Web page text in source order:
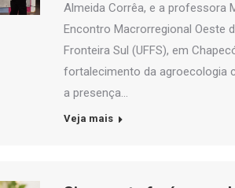
Almeida Corrêa, e a professora
Encontro Macrorregional Oeste
Fronteira Sul (UFFS), em
fortalecimento da agroecologia
a presença…
Veja mais